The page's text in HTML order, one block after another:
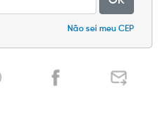
Não sei meu CEP